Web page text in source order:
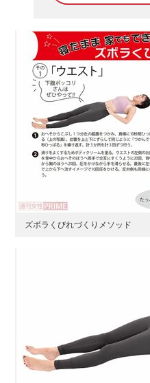
ズボラくびれづくりメソッド